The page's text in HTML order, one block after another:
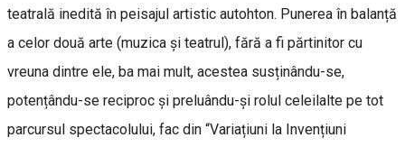
teatrală inedită în peisajul artistic autohton. Punerea în balanță
a celor două arte (muzica și teatrul), fără a fi părtinitor cu
vreuna dintre ele, ba mai mult, acestea susținându-se,
potențându-se reciproc și preluându-și rolul celeilalte pe tot
parcursul spectacolului, fac din “Variațiuni la Invențiuni